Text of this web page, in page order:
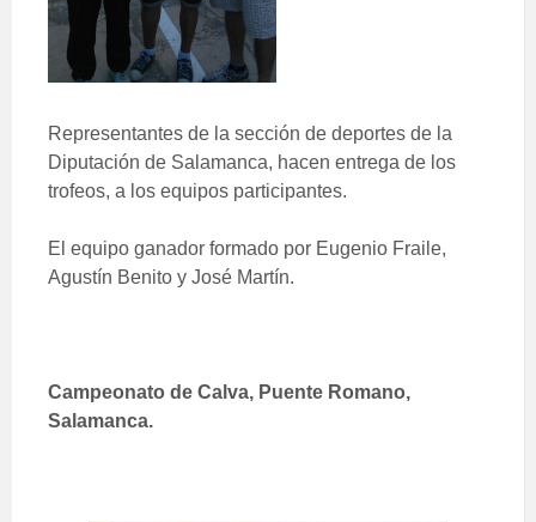
Representantes de la sección de deportes de la
Diputación de Salamanca, hacen entrega de los
trofeos, a los equipos participantes.
El equipo ganador formado por Eugenio Fraile,
Agustín Benito y José Martín.
Campeonato de Calva, Puente Romano,
Salamanca.